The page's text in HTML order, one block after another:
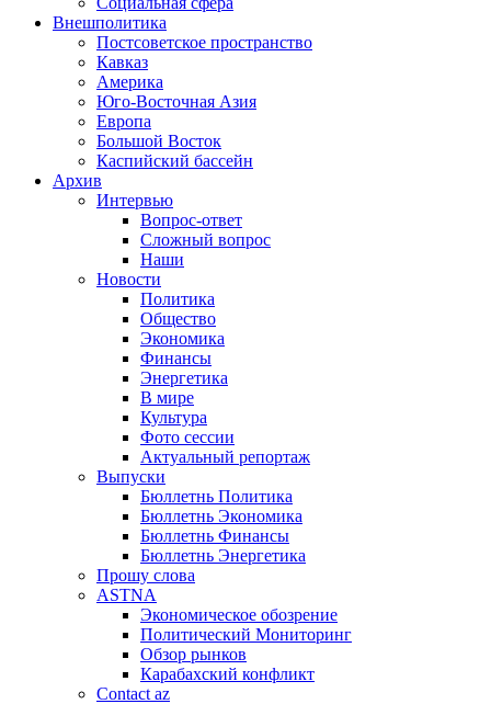
Внешполитика
Постсоветское пространство
Кавказ
Америка
Юго-Восточная Азия
Европа
Большой Восток
Каспийский бассейн
Архив
Интервью
Вопрос-ответ
Сложный вопрос
Наши
Новости
Политика
Общество
Экономика
Финансы
Энергетика
В мире
Культура
Фото сессии
Актуальный репортаж
Выпуски
Бюллетнь Политика
Бюллетнь Экономика
Бюллетнь Финансы
Бюллетнь Энергетика
Прошу слова
ASTNA
Экономическое обозрение
Политический Мониторинг
Обзор рынков
Карабахский конфликт
Contact az